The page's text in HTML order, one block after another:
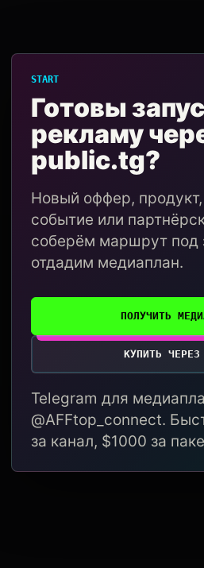
START
Готовы
рекламу
public.tg?
Новый оффер, продукт,
событие или
соберём маршрут под
отдадим медиаплан.
ПОЛУЧИТЬ
КУПИТЬ ЧЕРЕЗ
Telegram для
@AFFtop_connect.
за канал, $1000 за